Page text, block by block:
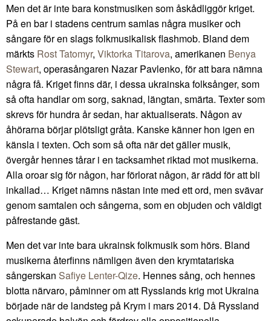
Men det är inte bara konstmusiken som åskådliggör kriget.
På en bar i stadens centrum samlas några musiker och
sångare för en slags folkmusikalisk flashmob. Bland dem
märkts Rost Tatomyr, Viktorka Titarova, amerikanen Benya
Stewart, operasångaren Nazar Pavlenko, för att bara nämna
några få. Kriget finns där, i dessa ukrainska folksånger, som
så ofta handlar om sorg, saknad, längtan, smärta. Texter som
skrevs för hundra år sedan, har aktualiserats. Någon av
åhörarna börjar plötsligt gråta. Kanske känner hon igen en
känsla i texten. Och som så ofta när det gäller musik,
övergår hennes tårar i en tacksamhet riktad mot musikerna.
Alla oroar sig för någon, har förlorat någon, är rädd för att bli
inkallad… Kriget nämns nästan inte med ett ord, men svävar
genom samtalen och sångerna, som en objuden och väldigt
påfrestande gäst.
Men det var inte bara ukrainsk folkmusik som hörs. Bland
musikerna återfinns nämligen även den krymtatariska
sångerskan Safiye Lenter-Qize. Hennes sång, och hennes
blotta närvaro, påminner om att Rysslands krig mot Ukraina
började när de landsteg på Krym i mars 2014. Då Ryssland